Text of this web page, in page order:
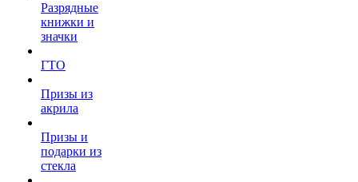
Разрядные
книжки и
значки
ГТО
Призы из
акрила
Призы и
подарки из
стекла